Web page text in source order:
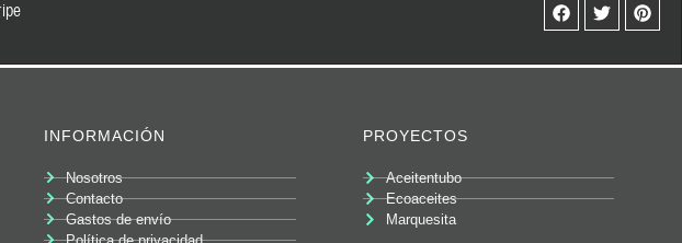
INFORMACIÓN
Nosotros
Contacto
Gastos de envío
PROYECTOS
Aceitentubo
Ecoaceites
Marquesita